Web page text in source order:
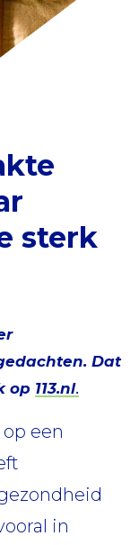
sterk
Dat
op 113.nl.
een
in